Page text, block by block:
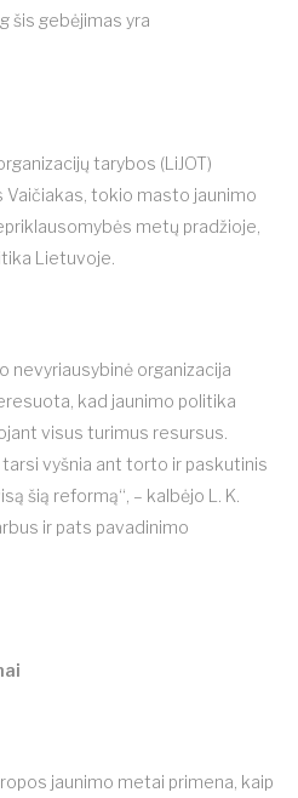
šis gebėjimas yra
tarybos (LiJOT)
Vaičiakas, tokio masto jaunimo
metų pradžioje,
Lietuvoje.
nevyriausybinė organizacija
kad jaunimo politika
visus turimus resursus.
vyšnia ant torto ir paskutinis
šią reformą“, – kalbėjo L. K.
ir pats pavadinimo
jaunimo metai primena, kaip